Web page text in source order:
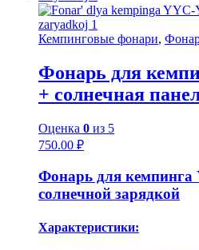
Кемпинговые фонари,
Фонарь для
+ солнечная
Оценка 0 из 5
750.00 ₽
Фонарь для кемпинга
солнечной зарядкой
Характеристики: